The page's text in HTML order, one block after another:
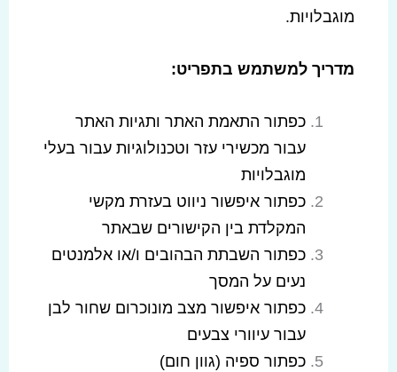
מוגבלויות.
מדריך למשתמש בתפריט:
כפתור התאמת האתר ותגיות האתר
עבור מכשירי עזר וטכנולוגיות עבור בעלי
מוגבלויות
כפתור איפשור ניווט בעזרת מקשי
המקלדת בין הקישורים שבאתר
כפתור השבתת הבהובים ו/או אלמנטים
נעים על המסך
כפתור איפשור מצב מונוכרום שחור לבן
עבור עיוורי צבעים
כפתור ספיה (גוון חום)